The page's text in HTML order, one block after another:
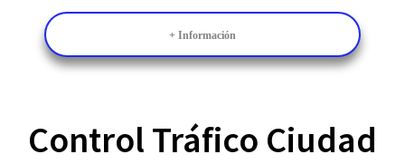
+ Información
Control Tráfico Ciudad